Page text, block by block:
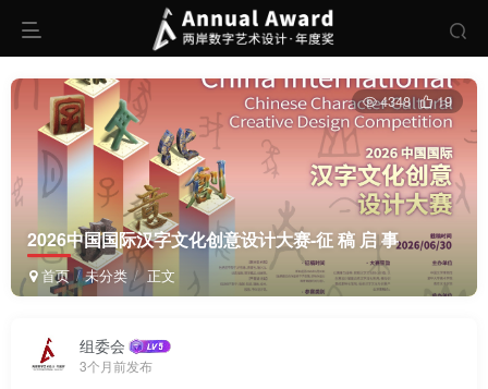
2026中国国际汉字文化创意设计大赛-征 稿 启 事
首页 未分类 正文
4348 19
组委会
3个月前发布